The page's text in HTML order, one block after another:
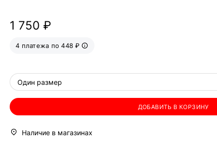
1 750 ₽
4 платежа по 448 ₽
Один размер
ДОБАВИТЬ В КОРЗИНУ
Наличие в магазинах